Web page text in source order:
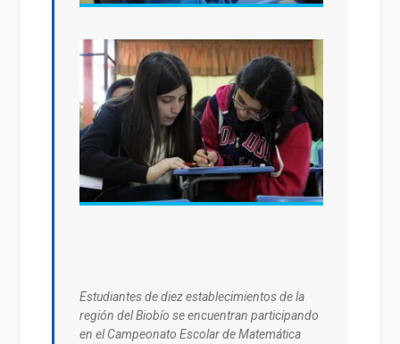
Estudiantes de diez establecimientos de la
región del Biobío se encuentran participando
en el Campeonato Escolar de Matemática